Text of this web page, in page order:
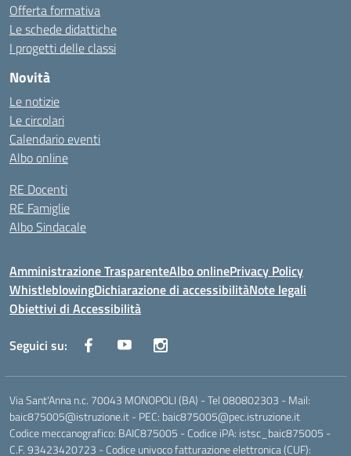
Offerta formativa
Le schede didattiche
I progetti delle classi
Novità
Le notizie
Le circolari
Calendario eventi
Albo online
RE Docenti
RE Famiglie
Albo Sindacale
Amministrazione TrasparenteAlbo onlinePrivacy Policy
WhistleblowingDichiarazione di accessibilitàNote legali
Obiettivi di Accessibilità
Seguici su:
Via Sant'Anna n.c. 70043 MONOPOLI (BA) - Tel 080802303 - Mail:
baic875005@istruzione.it - PEC: baic875005@pec.istruzione.it
Codice meccanografico: BAIC875005 - Codice iPA: istsc_baic875005 -
C.F. 93423420723 - Codice univoco fatturazione elettronica (CUF):